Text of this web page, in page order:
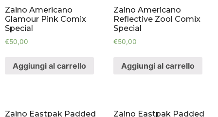
Zaino Americano
Glamour Pink Comix
Special
€50,00
Aggiungi al carrello
Zaino Americano
Reflective Zool Comix
Special
€50,00
Aggiungi al carrello
Zaino Eastpak Padded
Zaino Eastpak Padded